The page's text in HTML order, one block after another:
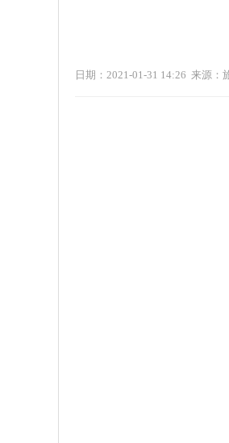
日期：2021-01-31 14:26 来源：